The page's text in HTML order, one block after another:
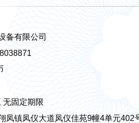
有限公司
固定期限
镇凤仪大道凤仪佳苑9幢4单元402